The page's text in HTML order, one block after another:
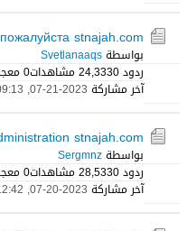
stnajah.com ??
بواسطةSvetlanaaqs
ردود 0 24,333 مشاهدات
0 معجبون
آخر مشاركة 07-21-2023, 09:13 AM
stnajah.com ??
بواسطةSergmnz
ردود 0 28,533 مشاهدات
0 معجبون
آخر مشاركة 07-20-2023, 12:42 PM